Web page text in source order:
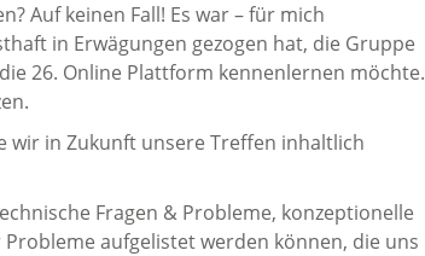
Auf keinen Fall! Es war – für mich
in Erwägungen gezogen hat, die Gruppe
26. Online Plattform kennenlernen möchte.
wir in Zukunft unsere Treffen inhaltlich
Fragen & Probleme, konzeptionelle
aufgelistet werden können, die uns